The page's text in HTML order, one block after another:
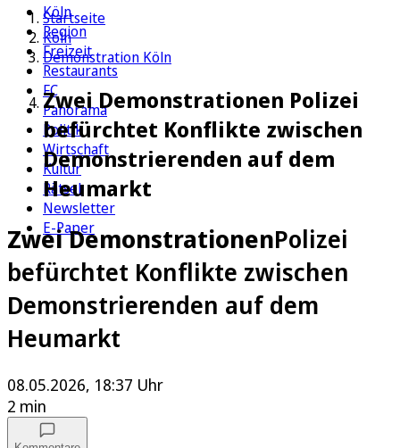
Köln
Region
Freizeit
Restaurants
FC
Panorama
Politik
Wirtschaft
Kultur
Rätsel
Newsletter
E-Paper
Startseite
Köln
Demonstration Köln
Zwei Demonstrationen Polizei
befürchtet Konflikte zwischen
Demonstrierenden auf dem
Heumarkt
Zwei DemonstrationenPolizei
befürchtet Konflikte zwischen
Demonstrierenden auf dem
Heumarkt
08.05.2026, 18:37 Uhr
2 min